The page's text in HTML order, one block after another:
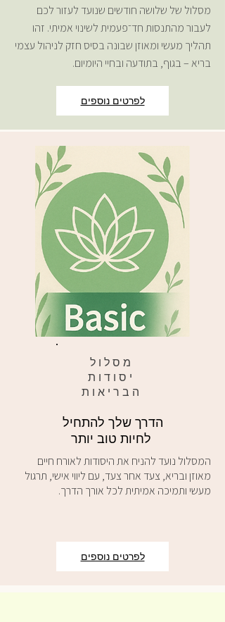
מסלול של שלושה חודשים שנועד לעזור לכם
לעבור מהתנסות חד־פעמית לשינוי אמיתי. זהו
תהליך מעשי ומאוזן שבונה בסיס חזק לניהול עצמי
בריא – בגוף, בתודעה ובחיי היומיום.
לפרטים נוספים
מסלול
יסודות
הבריאות
הדרך שלך להתחיל
המסלול נועד להניח את היסודות לאורח חיים
מאוזן ובריא, צעד אחר צעד, עם ליווי אישי, תרגול
מעשי ותמיכה אמיתית לכל אורך הדרך.
לפרטים נוספים